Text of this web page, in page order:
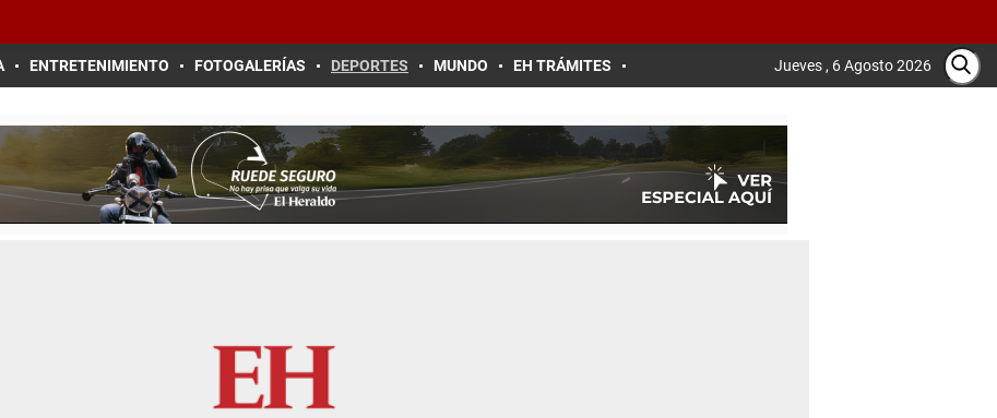
ENTRETENIMIENTO FOTOGALERÍAS DEPORTES MUNDO EH TRÁMITES Jueves , 6 Agosto 2026